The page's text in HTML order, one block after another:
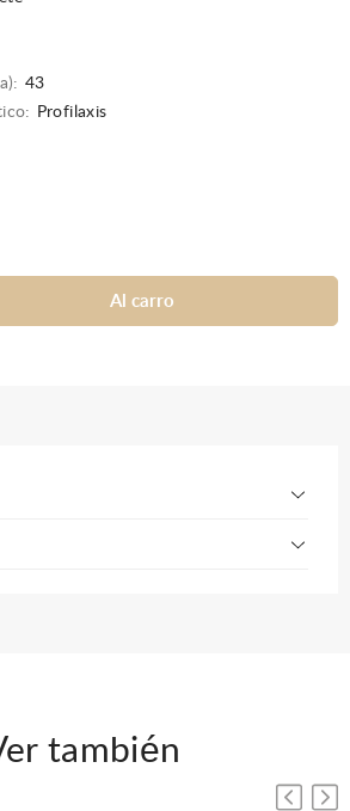
43
Profilaxis
Al carro
también